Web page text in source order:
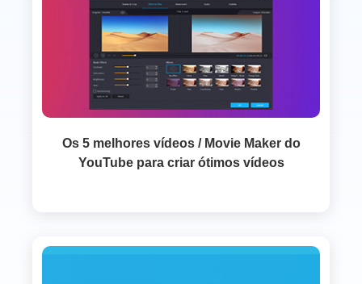
Os 5 melhores vídeos / Movie Maker do
YouTube para criar ótimos vídeos